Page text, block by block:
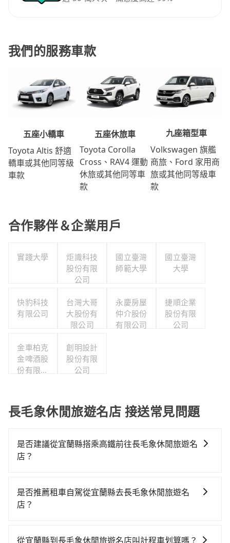
我們的服務車款
五座小轎車
Toyota Altis 舒適
轎車或其他同等級
車款
五座休旅車
Toyota Corolla
Cross、RAV4 運動
休旅或其他同等車
款
九座箱型車
Volkswagen 旗艦
商旅、Ford 家用商
旅或其他同等級車
款
合作夥伴＆企業用戶
實踐大學
炬識科技
股份有限
公司
國立臺灣
師範大學
國立臺灣
大學
快豹科技
有限公司
台灣大哥
大股份有
限公司
永慶房屋
仲介股份
有限公司
捷順企業
股份有限
公司
金車柏克
金啤酒股
份有限公
創明設計
股份有限
公司
長毛象休閒旅遊名店 接送常見問題
是否建議從宜蘭縣搭乘高鐵前往長毛象休閒旅遊名
店？
鐵較貴、費時、轉車麻煩，且難叫計程車前往高鐵站！
南港-台北雖然一天最多時有101班車次，從最早06:15到
一輛計程車花費約1,700元、車程約60分鐘。抵達高鐵站
是否推薦租車自駕從宜蘭縣去長毛象休閒旅遊名
店？
時不需要閉目養神（因為要自己開車），最重要的是你
從宜蘭縣到長毛象休閒旅遊名店叫計程車划算嗎？